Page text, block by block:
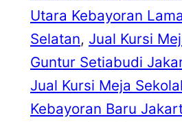
Utara Kebayoran
Selatan, Jual Kursi
Guntur Setiabudi
Jual Kursi Meja
Kebayoran Baru